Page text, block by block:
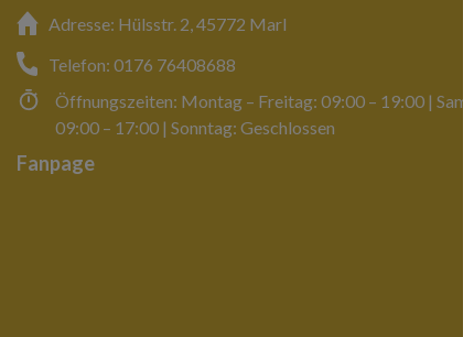
Adresse: Hülsstr. 2, 45772 Marl
Telefon: 0176 76408688
Fanpage
Öffnungszeiten: Montag – Freitag: 09:00 – 19:00 |
09:00 – 17:00 | Sonntag: Geschlossen